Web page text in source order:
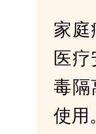
家庭
医
毒隔
使用